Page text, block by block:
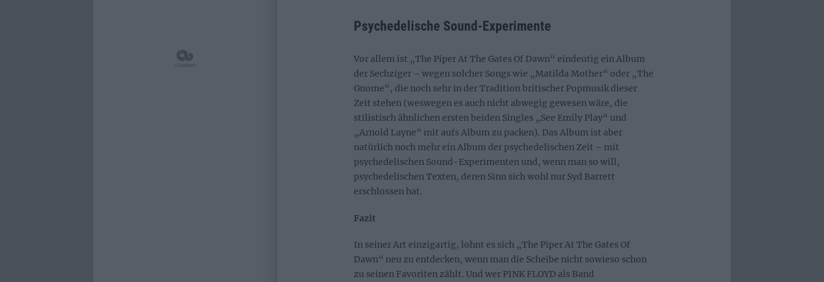
Psychedelische Sound-Experimente
Vor allem ist „The Piper At The Gates Of Dawn“ eindeutig ein Album
der Sechziger – wegen solcher Songs wie „Matilda Mother“ oder „The
Gnome“, die noch sehr in der Tradition britischer Popmusik dieser
Zeit stehen (weswegen es auch nicht abwegig gewesen wäre, die
stilistisch ähnlichen ersten beiden Singles „See Emily Play“ und
„Arnold Layne“ mit aufs Album zu packen). Das Album ist aber
natürlich noch mehr ein Album der psychedelischen Zeit – mit
psychedelischen Sound-Experimenten und, wenn man so will,
psychedelischen Texten, deren Sinn sich wohl nur Syd Barrett
erschlossen hat.
Fazit
In seiner Art einzigartig, lohnt es sich „The Piper At The Gates Of
Dawn“ neu zu entdecken, wenn man die Scheibe nicht sowieso schon
zu seinen Favoriten zählt. Und wer PINK FLOYD als Band